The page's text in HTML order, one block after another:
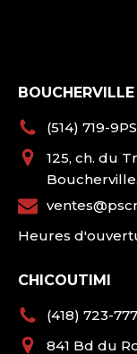
BOUCHERVILLE
(514) 719-
125, ch. du
Heures
CHICOUTIMI
(418) 723-
841 Bd du